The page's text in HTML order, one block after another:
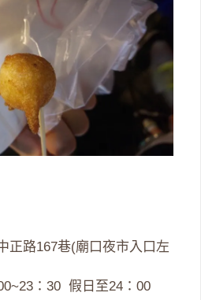
正路167巷(廟口夜市入口左
：30 假日至24：00